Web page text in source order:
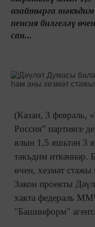
озайтырга
пенсия билгеләү
сан...
(Казан, 3 февраль,
Россия” партиясе
ялын 1,5 яшьтән 3
тәкъдим иткәннәр.
өчен, хезмәт
Закон проекты
хакта федераль
"Башинформ"